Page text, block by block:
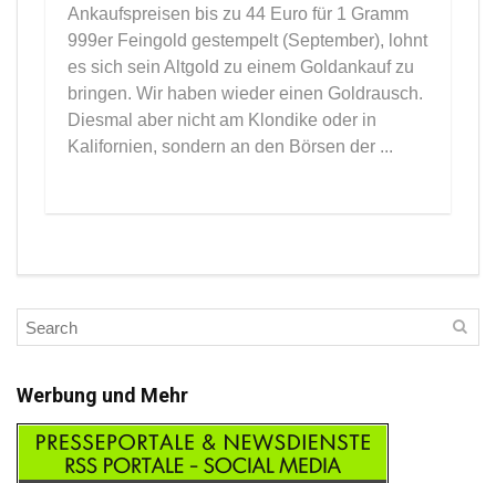
Ankaufspreisen bis zu 44 Euro für 1 Gramm
999er Feingold gestempelt (September), lohnt
es sich sein Altgold zu einem Goldankauf zu
bringen. Wir haben wieder einen Goldrausch.
Diesmal aber nicht am Klondike oder in
Kalifornien, sondern an den Börsen der ...
Werbung und Mehr